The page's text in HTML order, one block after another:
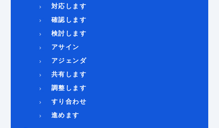
対応します
確認します
検討します
アサイン
アジェンダ
共有します
調整します
すり合わせ
進めます